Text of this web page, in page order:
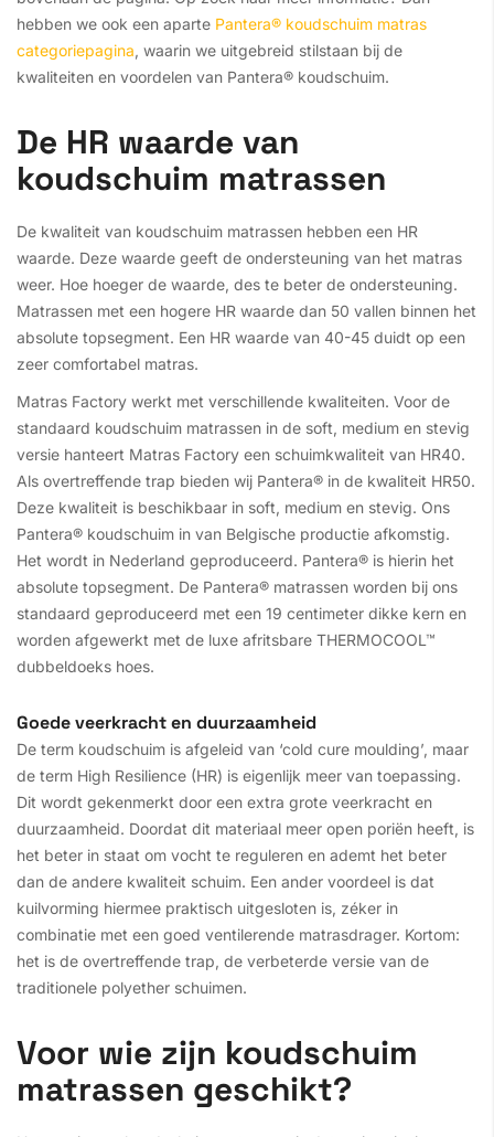
hebben we ook een aparte Pantera® koudschuim matras
categoriepagina, waarin we uitgebreid stilstaan bij de
kwaliteiten en voordelen van Pantera® koudschuim.
De HR waarde van
koudschuim matrassen
De kwaliteit van koudschuim matrassen hebben een HR
waarde. Deze waarde geeft de ondersteuning van het matras
weer. Hoe hoeger de waarde, des te beter de ondersteuning.
Matrassen met een hogere HR waarde dan 50 vallen binnen het
absolute topsegment. Een HR waarde van 40-45 duidt op een
zeer comfortabel matras.
Matras Factory werkt met verschillende kwaliteiten. Voor de
standaard koudschuim matrassen in de soft, medium en stevig
versie hanteert Matras Factory een schuimkwaliteit van HR40.
Als overtreffende trap bieden wij Pantera® in de kwaliteit HR50.
Deze kwaliteit is beschikbaar in soft, medium en stevig. Ons
Pantera® koudschuim in van Belgische productie afkomstig.
Het wordt in Nederland geproduceerd. Pantera® is hierin het
absolute topsegment. De Pantera® matrassen worden bij ons
standaard geproduceerd met een 19 centimeter dikke kern en
worden afgewerkt met de luxe afritsbare THERMOCOOL™
dubbeldoeks hoes.
Goede veerkracht en duurzaamheid
De term koudschuim is afgeleid van ‘cold cure moulding’, maar
de term High Resilience (HR) is eigenlijk meer van toepassing.
Dit wordt gekenmerkt door een extra grote veerkracht en
duurzaamheid. Doordat dit materiaal meer open poriën heeft, is
het beter in staat om vocht te reguleren en ademt het beter
dan de andere kwaliteit schuim. Een ander voordeel is dat
kuilvorming hiermee praktisch uitgesloten is, zéker in
combinatie met een goed ventilerende matrasdrager. Kortom:
het is de overtreffende trap, de verbeterde versie van de
traditionele polyether schuimen.
Voor wie zijn koudschuim
matrassen geschikt?